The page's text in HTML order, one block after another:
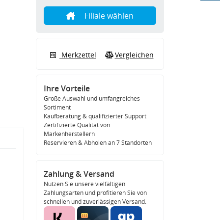
Filiale wählen
Merkzettel Vergleichen
Ihre Vorteile
Große Auswahl und umfangreiches
Sortiment
Kaufberatung & qualifizierter Support
Zertifizierte Qualität von
Markenherstellern
Reservieren & Abholen an 7 Standorten
Zahlung & Versand
Nutzen Sie unsere vielfältigen
Zahlungsarten und profitieren Sie von
schnellen und zuverlässigen Versand.